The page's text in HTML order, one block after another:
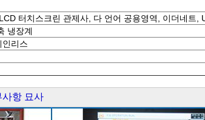
터치스크린 관제사, 다 언어 공용영역, 이더네트,
냉장계
인리스
항 묘사